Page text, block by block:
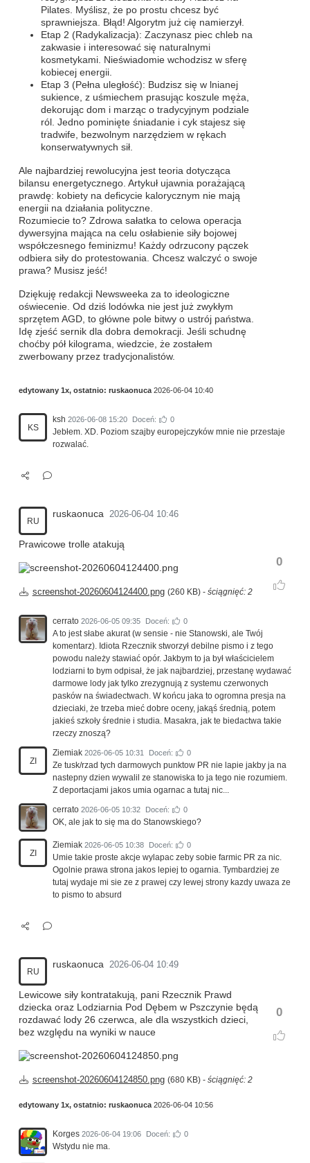
Pilates. Myślisz, że po prostu chcesz być
sprawniejsza. Błąd! Algorytm już cię namierzył.
Etap 2 (Radykalizacja): Zaczynasz piec chleb na
zakwasie i interesować się naturalnymi
kosmetykami. Nieświadomie wchodzisz w sferę
kobiecej energii.
Etap 3 (Pełna uległość): Budzisz się w lnianej
sukience, z uśmiechem prasując koszule męża,
dekorując dom i marząc o tradycyjnym podziale
ról. Jedno pominięte śniadanie i cyk stajesz się
tradwife, bezwolnym narzędziem w rękach
konserwatywnych sił.
Ale najbardziej rewolucyjna jest teoria dotycząca
bilansu energetycznego. Artykuł ujawnia porażającą
prawdę: kobiety na deficycie kalorycznym nie mają
energii na działania polityczne.
Rozumiecie to? Zdrowa sałatka to celowa operacja
dywersyjna mająca na celu osłabienie siły bojowej
współczesnego feminizmu! Każdy odrzucony pączek
odbiera siły do protestowania. Chcesz walczyć o swoje
prawa? Musisz jeść!
Dziękuję redakcji Newsweeka za to ideologiczne
oświecenie. Od dziś lodówka nie jest już zwykłym
sprzętem AGD, to główne pole bitwy o ustrój państwa.
Idę zjeść sernik dla dobra demokracji. Jeśli schudnę
choćby pół kilograma, wiedzcie, że zostałem
zwerbowany przez tradycjonalistów.
edytowany 1x, ostatnio: ruskaonuca 2026-06-04 10:40
KS
ksh 2026-06-08 15:20 Doceń: 0
Jebłem. XD. Poziom szajby europejczyków mnie nie przestaje
rozwalać.
RU
ruskaonuca 2026-06-04 10:46
0
Prawicowe trolle atakują
screenshot-20260604124400.png (260 KB) - ściągnięć: 2
cerrato 2026-06-05 09:35 Doceń: 0
A to jest słabe akurat (w sensie - nie Stanowski, ale Twój
komentarz). Idiota Rzecznik stworzył debilne pismo i z tego
powodu należy stawiać opór. Jakbym to ja był właścicielem
lodziarni to bym odpisał, że jak najbardziej, przestanę wydawać
darmowe lody jak tylko zrezygnują z systemu czerwonych
pasków na świadectwach. W końcu jaka to ogromna presja na
dzieciaki, że trzeba mieć dobre oceny, jakąś średnią, potem
jakieś szkoły średnie i studia. Masakra, jak te biedactwa takie
rzeczy znoszą?
ZI
Ziemiak 2026-06-05 10:31 Doceń: 0
Ze tusk/rzad tych darmowych punktow PR nie lapie jakby ja na
nastepny dzien wywalil ze stanowiska to ja tego nie rozumiem.
Z deportacjami jakos umia ogarnac a tutaj nic...
cerrato 2026-06-05 10:32 Doceń: 0
OK, ale jak to się ma do Stanowskiego?
ZI
Ziemiak 2026-06-05 10:38 Doceń: 0
Umie takie proste akcje wylapac zeby sobie farmic PR za nic.
Ogolnie prawa strona jakos lepiej to ogarnia. Tymbardziej ze
tutaj wydaje mi sie ze z prawej czy lewej strony kazdy uwaza ze
to pismo to absurd
RU
ruskaonuca 2026-06-04 10:49
0
Lewicowe siły kontratakują, pani Rzecznik Prawd
dziecka oraz Lodziarnia Pod Dębem w Pszczynie będą
rozdawać lody 26 czerwca, ale dla wszystkich dzieci,
bez względu na wyniki w nauce
screenshot-20260604124850.png (680 KB) - ściągnięć: 2
edytowany 1x, ostatnio: ruskaonuca 2026-06-04 10:56
Korges 2026-06-04 19:06 Doceń: 0
Wstydu nie ma.